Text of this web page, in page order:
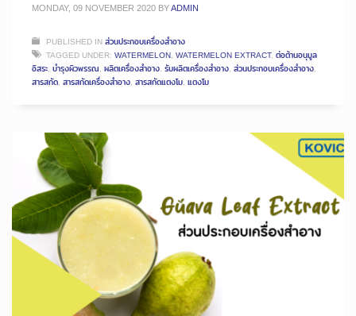
MONDAY, 09 NOVEMBER 2020 BYADMIN
PUBLISHED INส่วนประกอบเครื่องสำอาง
TAGGED UNDER: WATERMELON, WATERMELON EXTRACT, ต่อต้านอนุมูล
อิสระ, บำรุงผิวพรรณ, ผลิตเครื่องสำอาง, รับผลิตเครื่องสำอาง, ส่วนประกอบเครื่องสำอาง,
สารสกัด, สารสกัดเครื่องสำอาง, สารสกัดแตงโม, แตงโม